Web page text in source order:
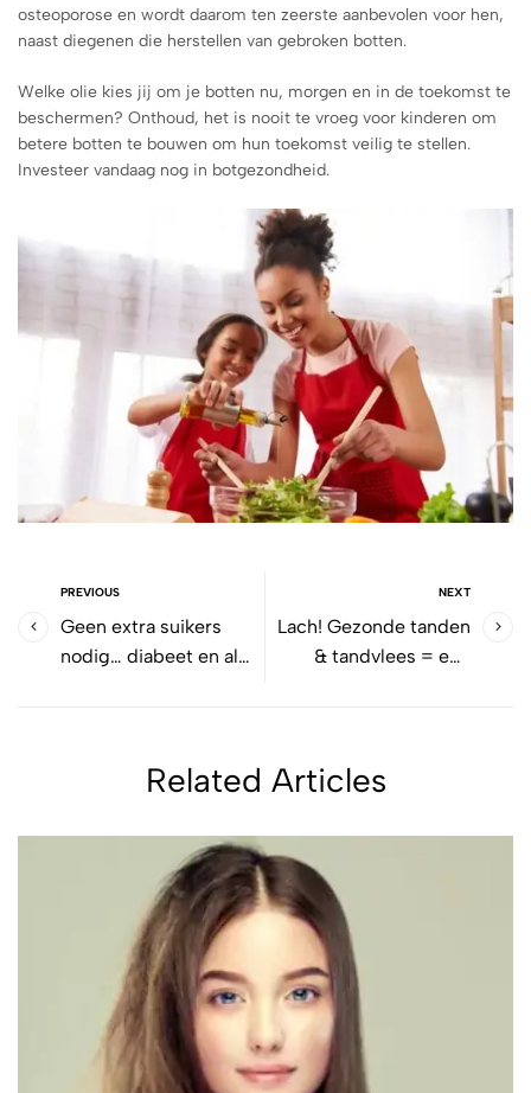
osteoporose en wordt daarom ten zeerste aanbevolen voor hen,
naast diegenen die herstellen van gebroken botten.
Welke olie kies jij om je botten nu, morgen en in de toekomst te
beschermen? Onthoud, het is nooit te vroeg voor kinderen om
betere botten te bouwen om hun toekomst veilig te stellen.
Investeer vandaag nog in botgezondheid.
PREVIOUS
Geen extra suikers
nodig… diabeet en al
NEXT
Lach! Gezonde tanden
& tandvlees = een
Related Articles